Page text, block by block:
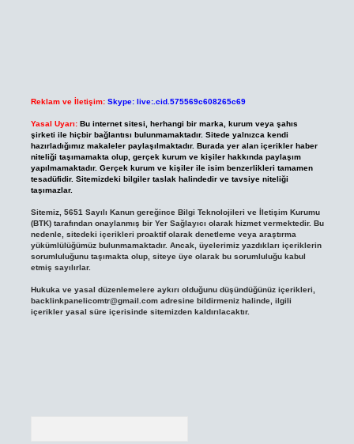
Reklam ve İletişim: Skype: live:.cid.575569c608265c69
Yasal Uyarı: Bu internet sitesi, herhangi bir marka, kurum veya şahıs
şirketi ile hiçbir bağlantısı bulunmamaktadır. Sitede yalnızca kendi
hazırladığımız makaleler paylaşılmaktadır. Burada yer alan içerikler haber
niteliği taşımamakta olup, gerçek kurum ve kişiler hakkında paylaşım
yapılmamaktadır. Gerçek kurum ve kişiler ile isim benzerlikleri tamamen
tesadüfidir. Sitemizdeki bilgiler taslak halindedir ve tavsiye niteliği
taşımazlar.
Sitemiz, 5651 Sayılı Kanun gereğince Bilgi Teknolojileri ve İletişim Kurumu
(BTK) tarafından onaylanmış bir Yer Sağlayıcı olarak hizmet vermektedir. Bu
nedenle, sitedeki içerikleri proaktif olarak denetleme veya araştırma
yükümlülüğümüz bulunmamaktadır. Ancak, üyelerimiz yazdıkları içeriklerin
sorumluluğunu taşımakta olup, siteye üye olarak bu sorumluluğu kabul
etmiş sayılırlar.
Hukuka ve yasal düzenlemelere aykırı olduğunu düşündüğünüz içerikleri,
backlinkpanelicomtr@gmail.comadresine bildirmeniz halinde, ilgili
içerikler yasal süre içerisinde sitemizden kaldırılacaktır.